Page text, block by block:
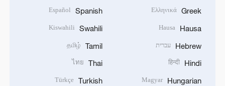
Greek
Ελληνικά
Hausa
Hausa
Hebrew עברית
Hindi
हिन्दी
Hungarian
Magyar
Spanish
Español
Swahili
Kiswahili
Tamil
தமிழ்
Thai
ไทย
Turkish
Türkçe